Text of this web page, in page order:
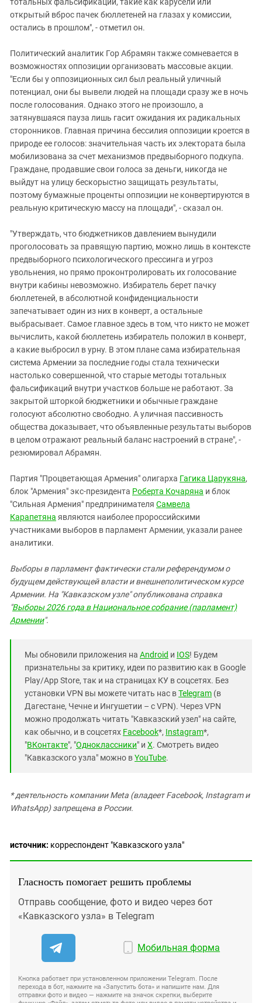
открытый вброс пачек бюллетеней на глазах у комиссии,
остались в прошлом", - отметил он.
Политический аналитик Гор Абрамян также сомневается в
возможностях оппозиции организовать массовые акции.
"Если бы у оппозиционных сил был реальный уличный
потенциал, они бы вывели людей на площади сразу же в ночь
после голосования. Однако этого не произошло, а
затянувшаяся пауза лишь гасит ожидания их радикальных
сторонников. Главная причина бессилия оппозиции кроется в
природе ее голосов: значительная часть их электората была
мобилизована за счет механизмов предвыборного подкупа.
Граждане, продавшие свои голоса за деньги, никогда не
выйдут на улицу бескорыстно защищать результаты,
поэтому бумажные проценты оппозиции не конвертируются в
реальную критическую массу на площади", - сказал он.
"Утверждать, что бюджетников давлением вынудили
проголосовать за правящую партию, можно лишь в контексте
предвыборного психологического прессинга и угроз
увольнения, но прямо проконтролировать их голосование
внутри кабины невозможно. Избиратель берет пачку
бюллетеней, в абсолютной конфиденциальности
запечатывает один из них в конверт, а остальные
выбрасывает. Самое главное здесь в том, что никто не может
вычислить, какой бюллетень избиратель положил в конверт,
а какие выбросил в урну. В этом плане сама избирательная
система Армении за последние годы стала технически
настолько совершенной, что старые методы тотальных
фальсификаций внутри участков больше не работают. За
закрытой шторкой бюджетники и обычные граждане
голосуют абсолютно свободно. А уличная пассивность
общества доказывает, что объявленные результаты выборов
в целом отражают реальный баланс настроений в стране", -
резюмировал Абрамян.
Партия "Процветающая Армения" олигарха Гагика Царукяна,
блок "Армения" экс-президента Роберта Кочаряна и блок
"Сильная Армения" предпринимателя Самвела
Карапетяна являются наиболее пророссийскими
участниками выборов в парламент Армении, указали ранее
аналитики.
Выборы в парламент фактически стали референдумом о
будущем действующей власти и внешнеполитическом курсе
Армении. На "Кавказском узле" опубликована справка
"Выборы 2026 года в Национальное собрание (парламент)
Армении".
Мы обновили приложения на Android и IOS! Будем
признательны за критику, идеи по развитию как в Google
Play/App Store, так и на страницах КУ в соцсетях. Без
установки VPN вы можете читать нас вTelegram (в
Дагестане, Чечне и Ингушетии – с VPN). Через VPN
можно продолжать читать "Кавказский узел" на сайте,
как обычно, и в соцсетях Facebook*, Instagram*,
"ВКонтакте", "Одноклассники" и X. Смотреть видео
"Кавказского узла" можно вYouTube.
* деятельность компании Meta (владеет Facebook, Instagram и
WhatsApp) запрещена в России.
источник: корреспондент "Кавказского узла"
Гласность помогает решить проблемы
Отправь сообщение, фото и видео через бот
«Кавказского узла» в Telegram
Мобильная форма
Кнопка работает при установленном приложении Telegram. После
перехода в бот, нажмите на «Запустить бота» и напишите нам. Для
отправки фото и видео — нажмите на значок скрепки, выберите